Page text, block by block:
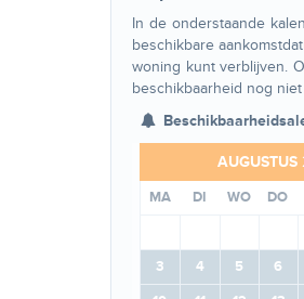
In de onderstaande
beschikbare
woning kunt verblijven.
beschikbaarheid nog
AUGUSTUS
MA DI WO DO
3
4 5 6